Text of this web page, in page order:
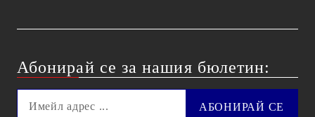
Абонирай се за нашия бюлетин: